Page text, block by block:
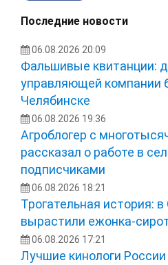
Последние новости
06.08.2026 20:09
Фальшивые квитанции:
управляющей компании
Челябинске
06.08.2026 19:36
Агроблогер с
рассказал о работе в
подписчиками
06.08.2026 18:21
Трогательная история:
вырастили
06.08.2026 17:21
Лучшие кинологи